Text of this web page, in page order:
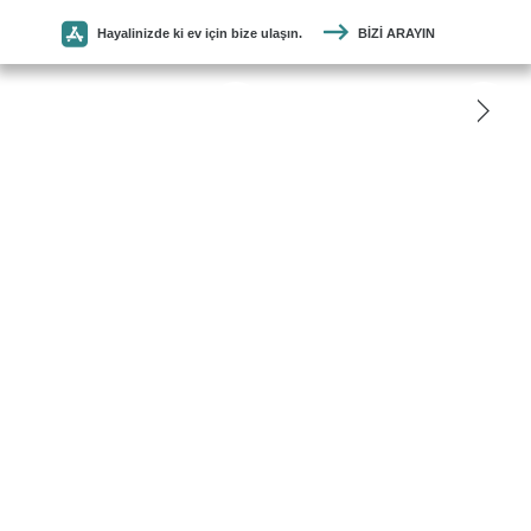
Hayalinizde ki ev için bize ulaşın. BIZI ARAYIN